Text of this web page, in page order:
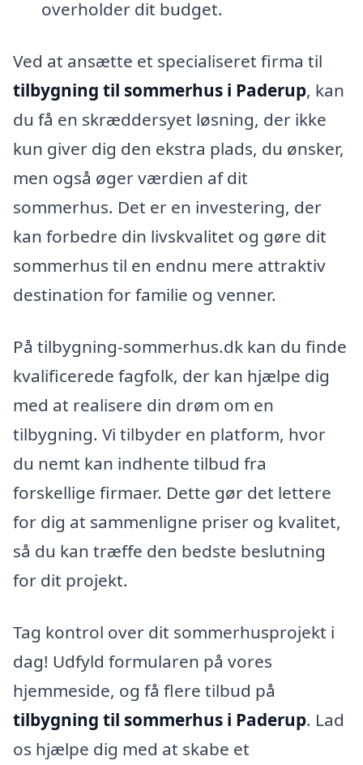
overholder dit budget.
Ved at ansætte et specialiseret firma til
tilbygning til sommerhus i Paderup, kan
du få en skræddersyet løsning, der ikke
kun giver dig den ekstra plads, du ønsker,
men også øger værdien af dit
sommerhus. Det er en investering, der
kan forbedre din livskvalitet og gøre dit
sommerhus til en endnu mere attraktiv
destination for familie og venner.
På tilbygning-sommerhus.dk kan du finde
kvalificerede fagfolk, der kan hjælpe dig
med at realisere din drøm om en
tilbygning. Vi tilbyder en platform, hvor
du nemt kan indhente tilbud fra
forskellige firmaer. Dette gør det lettere
for dig at sammenligne priser og kvalitet,
så du kan træffe den bedste beslutning
for dit projekt.
Tag kontrol over dit sommerhusprojekt i
dag! Udfyld formularen på vores
hjemmeside, og få flere tilbud på
tilbygning til sommerhus i Paderup. Lad
os hjælpe dig med at skabe et